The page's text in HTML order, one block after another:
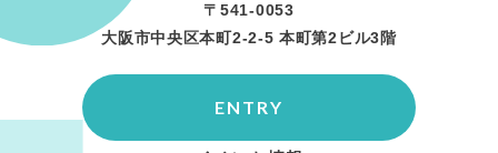
〒541-0053
大阪市中央区本町2-2-5 本町第2ビル3階
ENTRY